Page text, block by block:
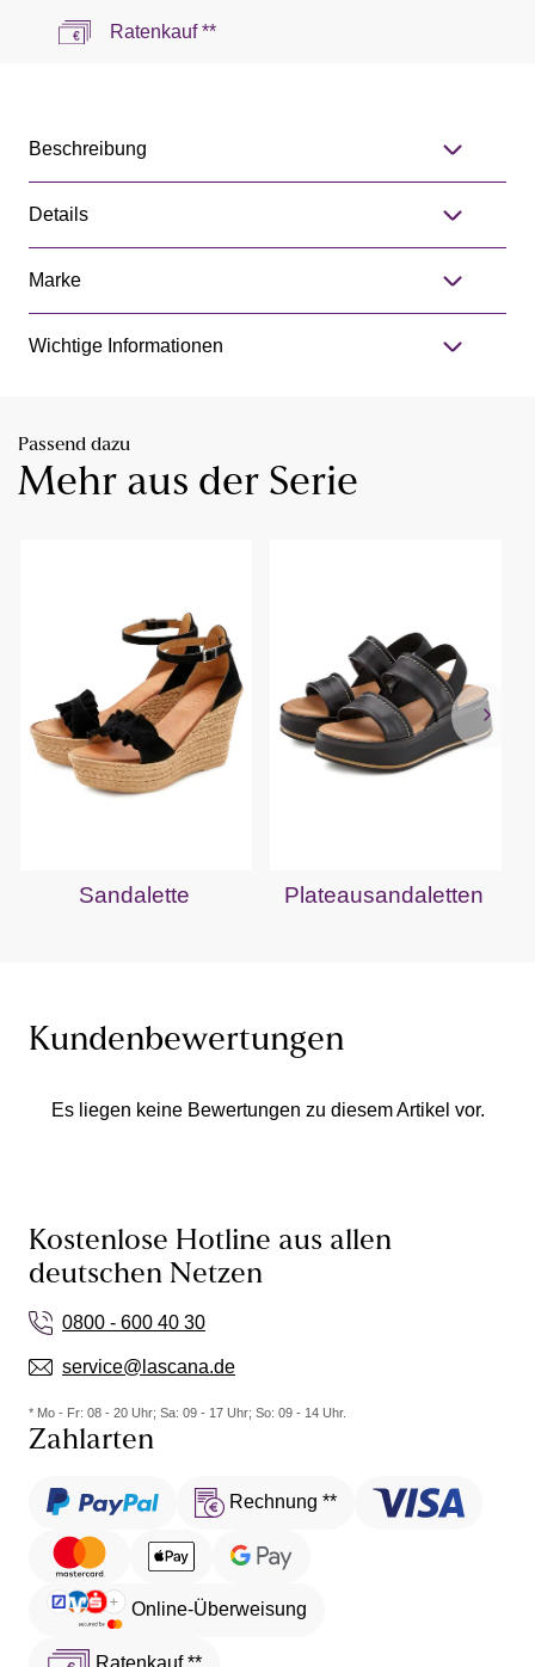
Ratenkauf **
Beschreibung
Details
Marke
Wichtige Informationen
Passend dazu
Mehr aus der Serie
Sandalette Plateausandaletten
Kundenbewertungen
Es liegen keine Bewertungen zu diesem Artikel vor.
Kostenlose Hotline aus allen
deutschen Netzen
0800 - 600 40 30
service@lascana.de
* Mo - Fr: 08 - 20 Uhr; Sa: 09 - 17 Uhr; So: 09 - 14 Uhr.
Zahlarten
Rechnung **
Online-Überweisung
Ratenkauf **